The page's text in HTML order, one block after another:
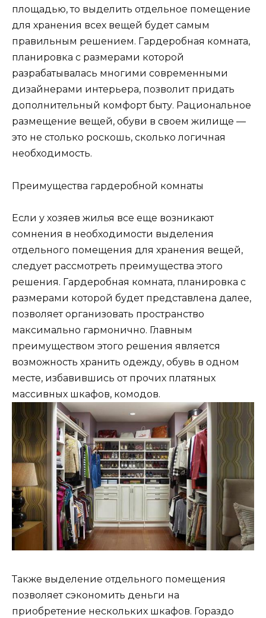
площадью, то выделить отдельное помещение
для хранения всех вещей будет самым
правильным решением. Гардеробная комната,
планировка с размерами которой
разрабатывалась многими современными
дизайнерами интерьера, позволит придать
дополнительный комфорт быту. Рациональное
размещение вещей, обуви в своем жилище —
это не столько роскошь, сколько логичная
необходимость.
Преимущества гардеробной комнаты
Если у хозяев жилья все еще возникают
сомнения в необходимости выделения
отдельного помещения для хранения вещей,
следует рассмотреть преимущества этого
решения. Гардеробная комната, планировка с
размерами которой будет представлена далее,
позволяет организовать пространство
максимально гармонично. Главным
преимуществом этого решения является
возможность хранить одежду, обувь в одном
месте, избавившись от прочих платяных
массивных шкафов, комодов.
Также выделение отдельного помещения
позволяет сэкономить деньги на
приобретение нескольких шкафов. Гораздо